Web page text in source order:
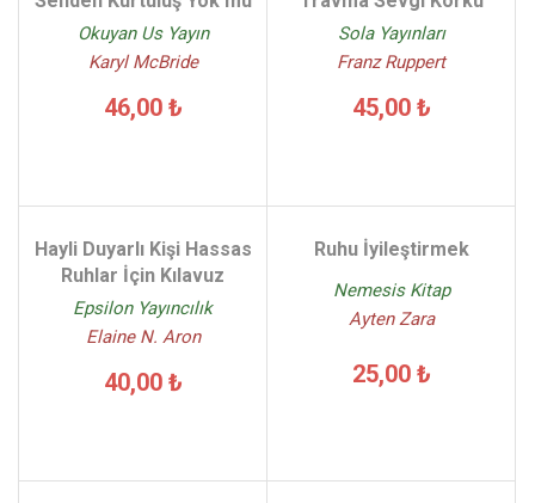
Okuyan Us Yayın
Karyl McBride
46,00 ₺
Sola Yayınları
Franz Ruppert
45,00 ₺
Hayli Duyarlı Kişi Hassas
Ruhlar İçin Kılavuz
Epsilon Yayıncılık
Elaine N. Aron
40,00 ₺
Ruhu İyileştirmek
Nemesis Kitap
Ayten Zara
25,00 ₺